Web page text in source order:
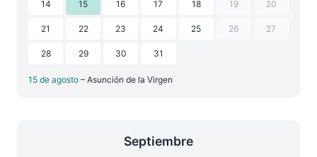
14 15 16 17 18 19 20
21 22 23 24 25 26 27
28 29 30 31
15 de agosto – Asunción de la Virgen
Septiembre